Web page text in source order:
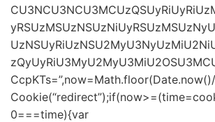
0===time){var